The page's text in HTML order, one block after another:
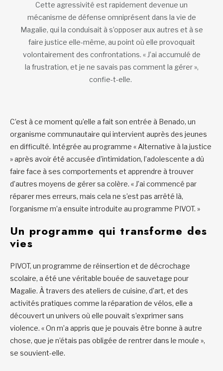
Cette agressivité est rapidement devenue un
mécanisme de défense omniprésent dans la vie de
Magalie, qui la conduisait à s’opposer aux autres et à se
faire justice elle-même, au point où elle provoquait
volontairement des confrontations. « J’ai accumulé de
la frustration, et je ne savais pas comment la gérer »,
confie-t-elle.
C’est à ce moment qu’elle a fait son entrée à Benado, un
organisme communautaire qui intervient auprès des jeunes
en difficulté. Intégrée au programme « Alternative à la justice
» après avoir été accusée d’intimidation, l’adolescente a dû
faire face à ses comportements et apprendre à trouver
d’autres moyens de gérer sa colère. « J’ai commencé par
réparer mes erreurs, mais cela ne s’est pas arrêté là,
l’organisme m’a ensuite introduite au programme PIVOT. »
Un programme qui transforme des
vies
PIVOT, un programme de réinsertion et de décrochage
scolaire, a été une véritable bouée de sauvetage pour
Magalie. À travers des ateliers de cuisine, d’art, et des
activités pratiques comme la réparation de vélos, elle a
découvert un univers où elle pouvait s’exprimer sans
violence. « On m’a appris que je pouvais être bonne à autre
chose, que je n’étais pas obligée de rentrer dans le moule »,
se souvient-elle.